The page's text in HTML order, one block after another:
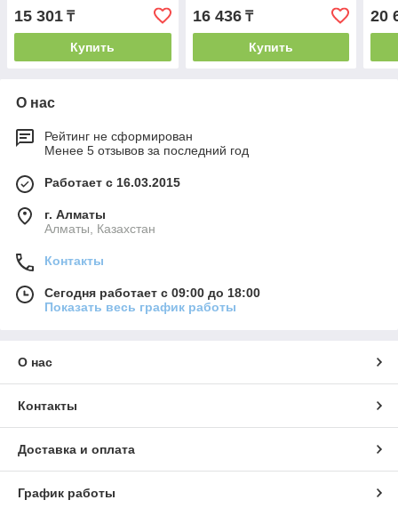
15 301 ₸
Купить
16 436₸
Купить
20
О нас
Рейтинг не сформирован
Менее 5 отзывов за последний год
Работает с 16.03.2015
г. Алматы
Алматы, Казахстан
Контакты
Сегодня работает с 09:00 до 18:00
Показать весь график работы
О нас
Контакты
Доставка и оплата
График работы